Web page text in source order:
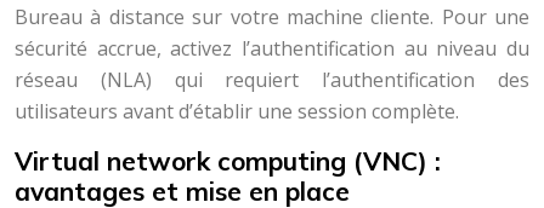
Bureau à distance sur votre machine cliente. Pour une
sécurité accrue, activez l’authentification au niveau du
réseau (NLA) qui requiert l’authentification des
utilisateurs avant d’établir une session complète.
Virtual network computing (VNC) :
avantages et mise en place